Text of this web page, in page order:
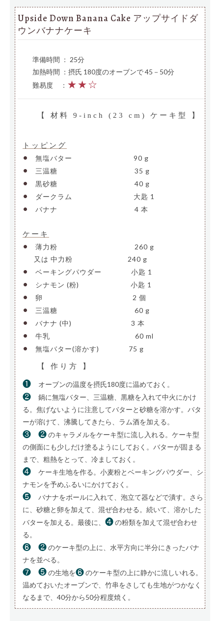
Upside Down Banana Cake アップサイドダ
ウンバナナケーキ
準備時間 ： 25分
加熱時間 ：摂氏 180度のオーブンで 45－50分
難易度
： ★★☆
【 材料 9-inch (23 cm) ケーキ型 】
トッピング
• 無塩バター 90 g
• 三温糖 35 g
• 黒砂糖 40 g
• ダークラム 大匙 1
• バナナ 4 本
ケーキ
• 薄力粉
260 g
又は 中力粉 240 g
• ベーキングパウダー 小匙 1
• シナモン (粉) 小匙 1
• 卵 2 個
• 三温糖 60 g
• バナナ (中) 3 本
• 牛乳 60 ml
• 無塩バター(溶かす) 75 g
【 作り方 】
❶ オーブンの温度を摂氏180度に温めておく。
❷
鍋に無塩バター、三温糖、黒糖を入れて中火にかけ
る。焦げないように注意してバターと砂糖を溶かす。バタ
ーが溶けて、沸騰してきたら、ラム酒を加える。
❸ ❷のキャラメルをケーキ型に流し入れる。ケーキ型
の側面にも少しだけ塗るようにしておく。バターが固まる
まで、粗熱をとって、冷ましておく。
❹
ケーキ生地を作る。小麦粉とベーキングパウダー、シ
ナモンを予めふるいにかけておく。
❺
バナナをボールに入れて、泡立て器などで潰す。さら
に、砂糖と卵を加えて、混ぜ合わせる。続いて、溶かした
バターを加える。最後に、 ❹の粉類を加えて混ぜ合わせ
る。
❻ ❷のケーキ型の上に、水平方向に半分にきったバナ
ナを並べる。
❼ ❺の生地を❻のケーキ型の上に静かに流しいれる。
温めておいたオーブンで、竹串をさしても生地がつかなく
なるまで、40分から50分程度焼く。